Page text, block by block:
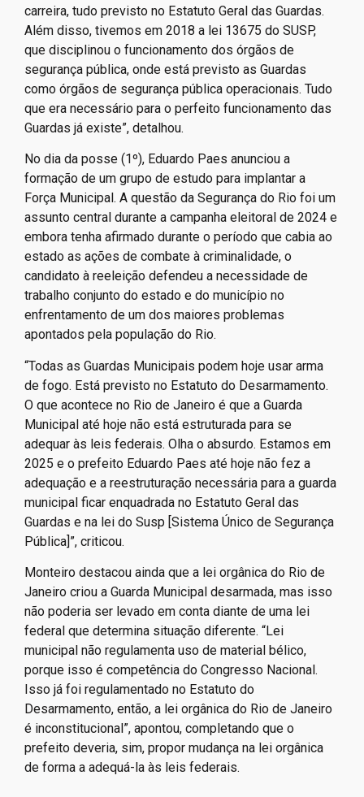
carreira, tudo previsto no Estatuto Geral das Guardas.
Além disso, tivemos em 2018 a lei 13675 do SUSP,
que disciplinou o funcionamento dos órgãos de
segurança pública, onde está previsto as Guardas
como órgãos de segurança pública operacionais. Tudo
que era necessário para o perfeito funcionamento das
Guardas já existe”, detalhou.
No dia da posse (1º), Eduardo Paes anunciou a
formação de um grupo de estudo para implantar a
Força Municipal. A questão da Segurança do Rio foi um
assunto central durante a campanha eleitoral de 2024 e
embora tenha afirmado durante o período que cabia ao
estado as ações de combate à criminalidade, o
candidato à reeleição defendeu a necessidade de
trabalho conjunto do estado e do município no
enfrentamento de um dos maiores problemas
apontados pela população do Rio.
“Todas as Guardas Municipais podem hoje usar arma
de fogo. Está previsto no Estatuto do Desarmamento.
O que acontece no Rio de Janeiro é que a Guarda
Municipal até hoje não está estruturada para se
adequar às leis federais. Olha o absurdo. Estamos em
2025 e o prefeito Eduardo Paes até hoje não fez a
adequação e a reestruturação necessária para a guarda
municipal ficar enquadrada no Estatuto Geral das
Guardas e na lei do Susp [Sistema Único de Segurança
Pública]”, criticou.
Monteiro destacou ainda que a lei orgânica do Rio de
Janeiro criou a Guarda Municipal desarmada, mas isso
não poderia ser levado em conta diante de uma lei
federal que determina situação diferente. “Lei
municipal não regulamenta uso de material bélico,
porque isso é competência do Congresso Nacional.
Isso já foi regulamentado no Estatuto do
Desarmamento, então, a lei orgânica do Rio de Janeiro
é inconstitucional”, apontou, completando que o
prefeito deveria, sim, propor mudança na lei orgânica
de forma a adequá-la às leis federais.